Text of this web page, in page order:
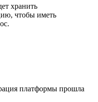
хранить
чтобы иметь
платформы прошла